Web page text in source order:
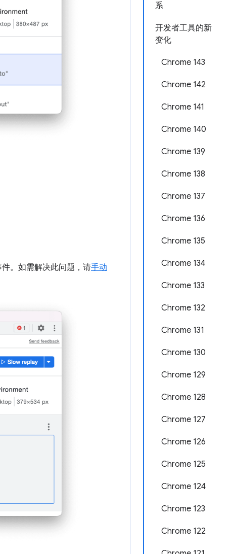
系
开发者工具的新
变化
Chrome 143
Chrome 142
Chrome 141
Chrome 140
Chrome 139
Chrome 138
Chrome 137
Chrome 136
Chrome 135
Chrome 134
Chrome 133
Chrome 132
Chrome 131
Chrome 130
Chrome 129
Chrome 128
Chrome 127
Chrome 126
Chrome 125
Chrome 124
Chrome 123
Chrome 122
。如需解决此问题，请手动